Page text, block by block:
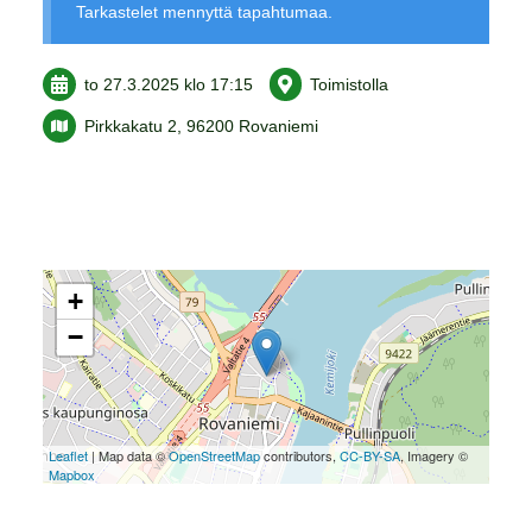
Tarkastelet mennyttä tapahtumaa.
to 27.3.2025 klo 17:15 Toimistolla
Pirkkakatu 2, 96200 Rovaniemi
+
−
Leaflet| Map data ©OpenStreetMapcontributors,CC-BY-SA, Imagery ©
Mapbox